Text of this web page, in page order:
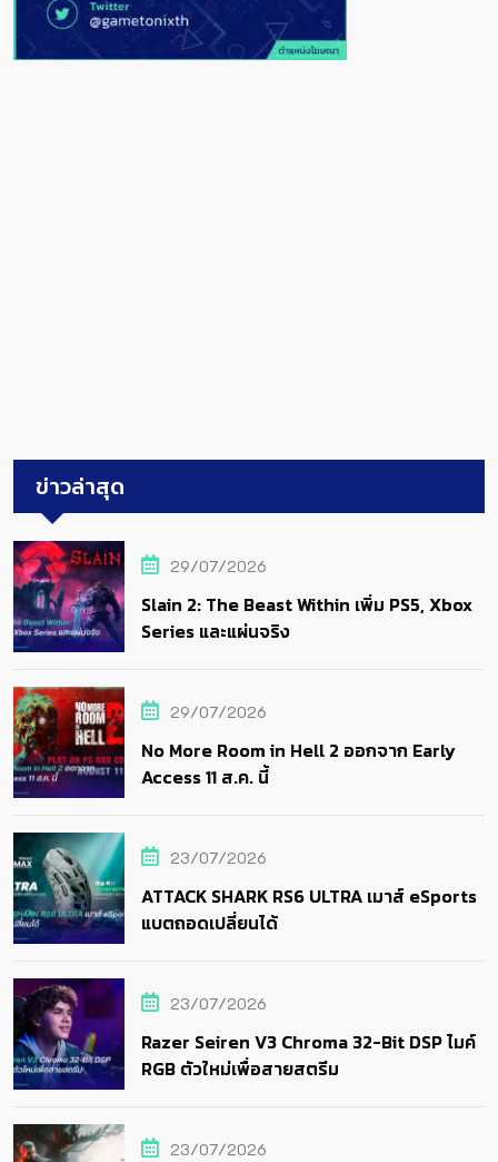
ข่าวล่าสุด
29/07/2026
Slain 2: The Beast Within เพิ่ม PS5, Xbox
Series และแผ่นจริง
29/07/2026
No More Room in Hell 2 ออกจาก Early
Access 11 ส.ค. นี้
23/07/2026
ATTACK SHARK RS6 ULTRA เมาส์ eSports
แบตถอดเปลี่ยนได้
23/07/2026
Razer Seiren V3 Chroma 32-Bit DSP ไมค์
RGB ตัวใหม่เพื่อสายสตรีม
23/07/2026